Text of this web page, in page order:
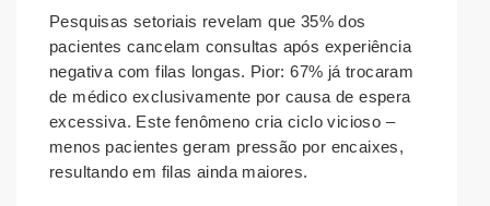
Pesquisas setoriais revelam que 35% dos
pacientes cancelam consultas após experiência
negativa com filas longas. Pior: 67% já trocaram
de médico exclusivamente por causa de espera
excessiva. Este fenômeno cria ciclo vicioso –
menos pacientes geram pressão por encaixes,
resultando em filas ainda maiores.